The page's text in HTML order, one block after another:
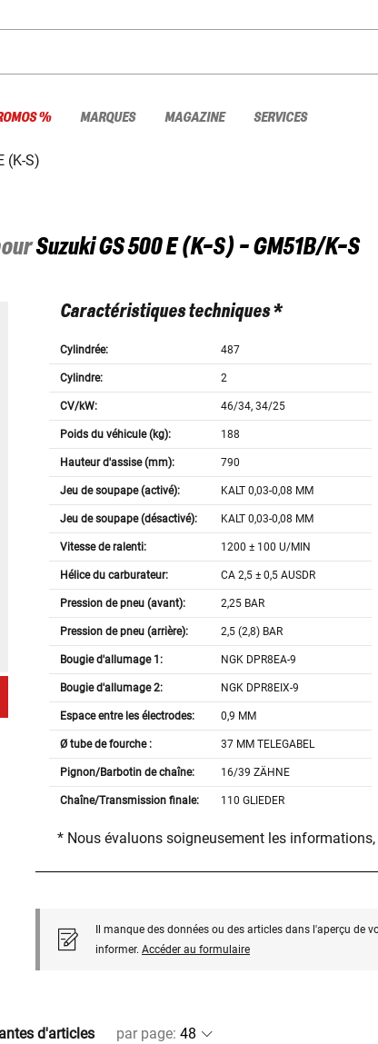
% MARQUES MAGAZINE SERVICES
(K-S)
SuzukiGS 500 E (K-S) - GM51B/K-S
Caractéristiques techniques *
Cylindrée: 487
Cylindre: 2
CV/kW: 46/34, 34/25
Poids du véhicule (kg): 188
Hauteur d'assise (mm): 790
Jeu de soupape (activé): KALT 0,03-0,08 MM
Jeu de soupape (désactivé): KALT 0,03-0,08 MM
Vitesse de ralenti: 1200 ± 100 U/MIN
Hélice du carburateur: CA 2,5 ± 0,5 AUSDR
Pression de pneu (avant): 2,25 BAR
Pression de pneu (arrière): 2,5 (2,8) BAR
Bougie d'allumage 1: NGK DPR8EA-9
Bougie d'allumage 2: NGK DPR8EIX-9
Espace entre les électrodes: 0,9 MM
Ø tube de fourche : 37 MM TELEGABEL
Pignon/Barbotin de chaîne: 16/39 ZÄHNE
Chaîne/Transmission finale: 110 GLIEDER
* Nous évaluons soigneusement les
Il manque des données ou des articles dans l'aperçu de
informer. Accéder au formulaire
d'articles par page: